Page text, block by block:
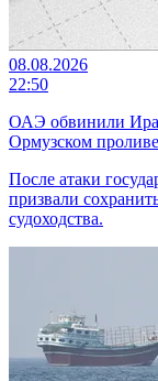
08.08.2026
22:50
ОАЭ обвинили
Ормузском проливе
После атаки
призвали
судоходства.